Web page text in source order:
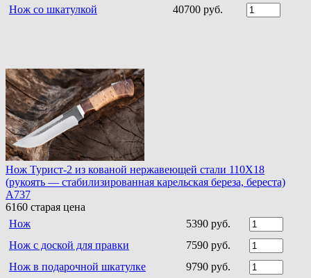
Нож со шкатулкой
40700 руб.
Нож Турист-2 из кованой нержавеющей стали 110Х18
(рукоять — стабилизированная карельская береза, береста)
A737
6160 старая цена
Нож
5390 руб.
Нож с доской для правки
7590 руб.
Нож в подарочной шкатулке
9790 руб.